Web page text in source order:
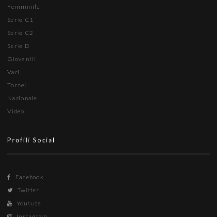
Femminile
Serie C1
Serie C2
Serie D
Giovanili
Vari
Tornei
Nazionale
Video
Profili Social
Facebook
Twitter
Youtube